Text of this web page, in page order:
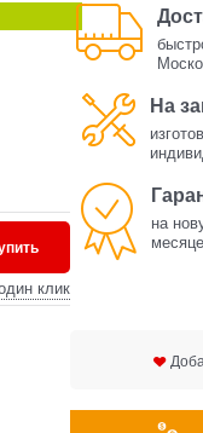
клик
На
на